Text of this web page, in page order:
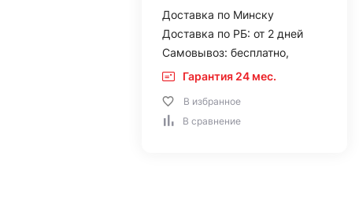
Доставка по Минску
Доставка по РБ: от 2 дней
Самовывоз: бесплатно,
Гарантия 24 мес.
В избранное
В сравнение